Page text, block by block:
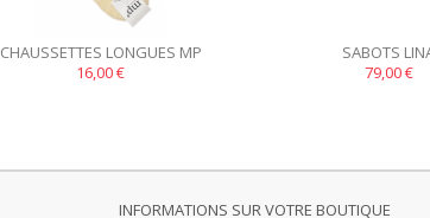
CHAUSSETTES LONGUES MP
BLANCHES
16,00 €
SABOTS
79,00 €
INFORMATIONS SUR VOTRE BOUTIQUE